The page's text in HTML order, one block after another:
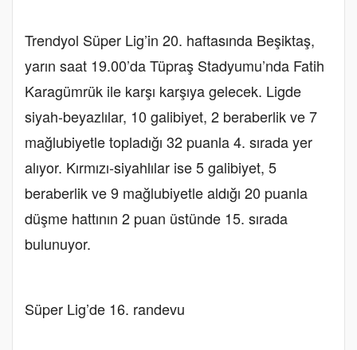
Trendyol Süper Lig’in 20. haftasında Beşiktaş,
yarın saat 19.00’da Tüpraş Stadyumu’nda Fatih
Karagümrük ile karşı karşıya gelecek. Ligde
siyah-beyazlılar, 10 galibiyet, 2 beraberlik ve 7
mağlubiyetle topladığı 32 puanla 4. sırada yer
alıyor. Kırmızı-siyahlılar ise 5 galibiyet, 5
beraberlik ve 9 mağlubiyetle aldığı 20 puanla
düşme hattının 2 puan üstünde 15. sırada
bulunuyor.
Süper Lig’de 16. randevu